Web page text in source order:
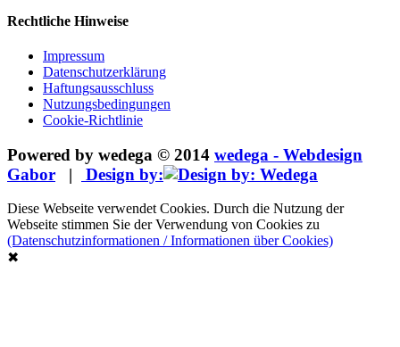
Rechtliche Hinweise
Impressum
Datenschutzerklärung
Haftungsausschluss
Nutzungsbedingungen
Cookie-Richtlinie
Powered by wedega © 2014 wedega - Webdesign
Gabor | Design by:
Diese Webseite verwendet Cookies. Durch die Nutzung der
Webseite stimmen Sie der Verwendung von Cookies zu
(Datenschutzinformationen / Informationen über Cookies)
✖